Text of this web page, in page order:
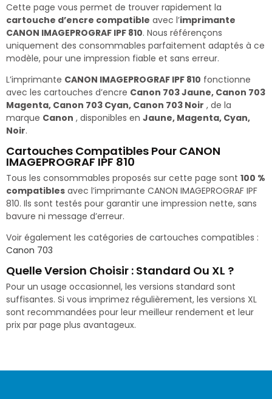
Cette page vous permet de trouver rapidement la
cartouche d’encre compatible avec l’imprimante
CANON IMAGEPROGRAF IPF 810. Nous référençons
uniquement des consommables parfaitement adaptés à ce
modèle, pour une impression fiable et sans erreur.
L’imprimante CANON IMAGEPROGRAF IPF 810 fonctionne
avec les cartouches d’encre Canon 703 Jaune, Canon 703
Magenta, Canon 703 Cyan, Canon 703 Noir , de la
marque Canon , disponibles en Jaune, Magenta, Cyan,
Noir.
Cartouches Compatibles Pour CANON
IMAGEPROGRAF IPF 810
Tous les consommables proposés sur cette page sont 100 %
compatibles avec l’imprimante CANON IMAGEPROGRAF IPF
810. Ils sont testés pour garantir une impression nette, sans
bavure ni message d’erreur.
Voir également les catégories de cartouches compatibles :
Canon 703
Quelle Version Choisir : Standard Ou XL ?
Pour un usage occasionnel, les versions standard sont
suffisantes. Si vous imprimez régulièrement, les versions XL
sont recommandées pour leur meilleur rendement et leur
prix par page plus avantageux.